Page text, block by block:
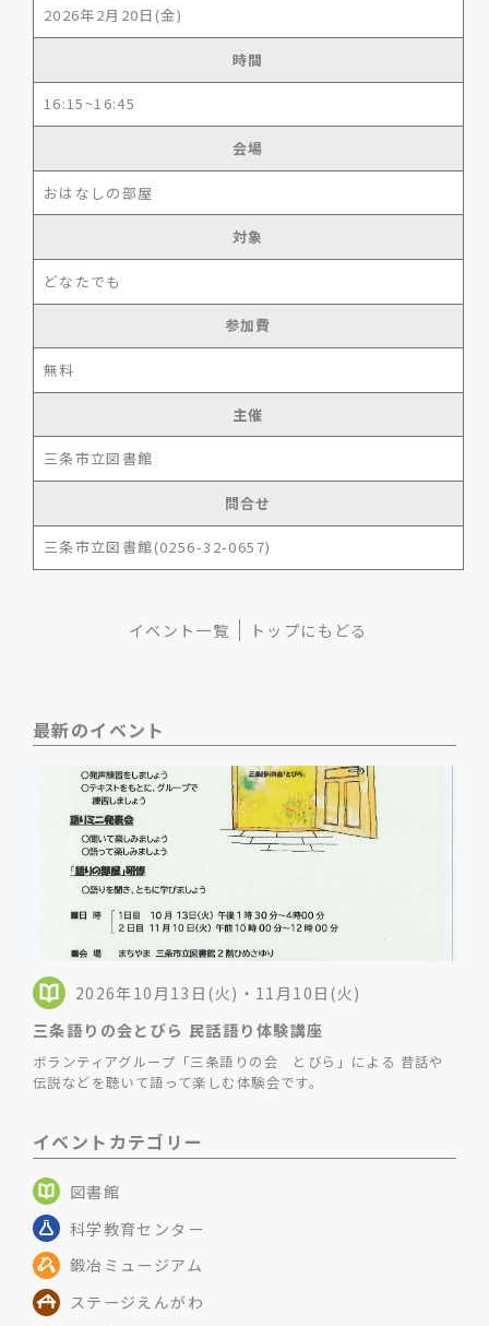
2026年2月20日(金)
時間
16:15~16:45
会場
おはなしの部屋
対象
どなたでも
参加費
無料
主催
三条市立図書館
問合せ
三条市立図書館(0256-32-0657)
イベント一覧 トップにもどる
最新のイベント
2026年10月13日(火)・11月10日(火)
三条語りの会とびら 民話語り体験講座
ボランティアグループ「三条語りの会 とびら」による 昔話や
伝説などを聴いて語って楽しむ体験会です。
イベントカテゴリー
図書館
科学教育センター
鍛冶ミュージアム
ステージえんがわ